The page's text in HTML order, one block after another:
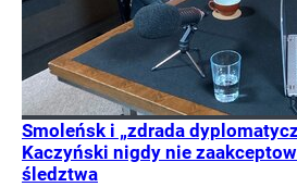
Smoleńsk i „zdrada
Kaczyński nigdy nie
śledztwa